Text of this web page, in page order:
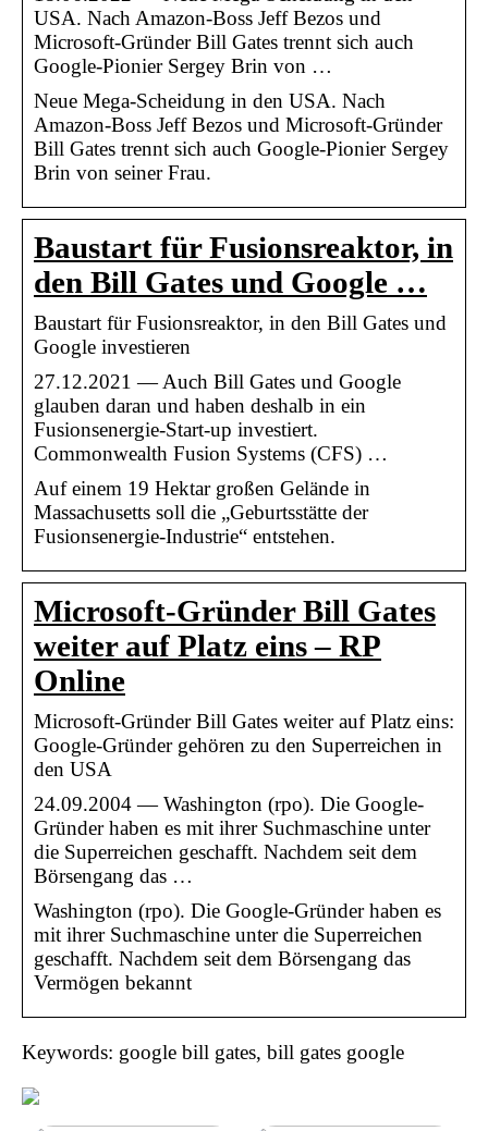
USA. Nach Amazon-Boss Jeff Bezos und
Microsoft-Gründer Bill Gates trennt sich auch
Google-Pionier Sergey Brin von …
Neue Mega-Scheidung in den USA. Nach
Amazon-Boss Jeff Bezos und Microsoft-Gründer
Bill Gates trennt sich auch Google-Pionier Sergey
Brin von seiner Frau.
Baustart für Fusionsreaktor, in
den Bill Gates und Google …
Baustart für Fusionsreaktor, in den Bill Gates und
Google investieren
27.12.2021 — Auch Bill Gates und Google
glauben daran und haben deshalb in ein
Fusionsenergie-Start-up investiert.
Commonwealth Fusion Systems (CFS) …
Auf einem 19 Hektar großen Gelände in
Massachusetts soll die „Geburtsstätte der
Fusionsenergie-Industrie“ entstehen.
Microsoft-Gründer Bill Gates
weiter auf Platz eins – RP
Online
Microsoft-Gründer Bill Gates weiter auf Platz eins:
Google-Gründer gehören zu den Superreichen in
den USA
24.09.2004 — Washington (rpo). Die Google-
Gründer haben es mit ihrer Suchmaschine unter
die Superreichen geschafft. Nachdem seit dem
Börsengang das …
Washington (rpo). Die Google-Gründer haben es
mit ihrer Suchmaschine unter die Superreichen
geschafft. Nachdem seit dem Börsengang das
Vermögen bekannt
Keywords: google bill gates, bill gates google